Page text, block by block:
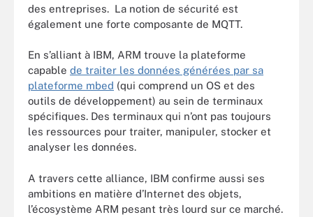
des entreprises. La notion de sécurité est
également une forte composante de MQTT.
En s’alliant à IBM, ARM trouve la plateforme
capable de traiter les données générées par sa
plateforme mbed (qui comprend un OS et des
outils de développement) au sein de terminaux
spécifiques. Des terminaux qui n’ont pas toujours
les ressources pour traiter, manipuler, stocker et
analyser les données.
A travers cette alliance, IBM confirme aussi ses
ambitions en matière d’Internet des objets,
l’écosystème ARM pesant très lourd sur ce marché.